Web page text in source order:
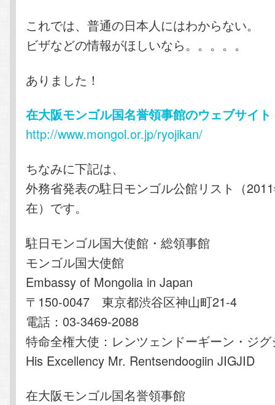
これでは、普通の日本人にはわからない。
ビザなどの情報がほしいなら。。。。。
ありました！
在大阪モンゴル国名誉領事館のウェブサイト
http://www.mongol.or.jp/ryojikan/
ちなみに下記は、
外務省発表の駐日モンゴル公館リスト（
在）です。
駐日モンゴル国大使館・総領事館
モンゴル国大使館
Embassy of Mongolia in Japan
〒150-0047 東京都渋谷区神山町21-4
電話：03-3469-2088
特命全権大使：レンツェンドーギーン・ジ
His Excellency Mr. Rentsendoogiin JIGJID
在大阪モンゴル国名誉領事館